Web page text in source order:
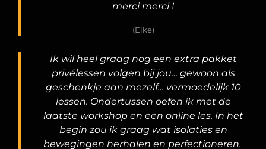
merci merci !
(Elke)
Ik wil heel graag nog een extra pakket
privélessen volgen bij jou… gewoon als
geschenkje aan mezelf… vermoedelijk 10
lessen. Ondertussen oefen ik met de
laatste workshop en een online les. In het
begin zou ik graag wat isolaties en
bewegingen herhalen en perfectioneren.